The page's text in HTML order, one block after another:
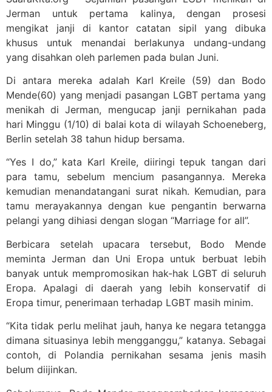
Jerman untuk pertama kalinya, dengan prosesi
mengikat janji di kantor catatan sipil yang dibuka
khusus untuk menandai berlakunya undang-undang
yang disahkan oleh parlemen pada bulan Juni.
Di antara mereka adalah Karl Kreile (59) dan Bodo
Mende(60) yang menjadi pasangan LGBT pertama yang
menikah di Jerman, mengucap janji pernikahan pada
hari Minggu (1/10) di balai kota di wilayah Schoeneberg,
Berlin setelah 38 tahun hidup bersama.
“Yes I do,” kata Karl Kreile, diiringi tepuk tangan dari
para tamu, sebelum mencium pasangannya. Mereka
kemudian menandatangani surat nikah. Kemudian, para
tamu merayakannya dengan kue pengantin berwarna
pelangi yang dihiasi dengan slogan “Marriage for all”.
Berbicara setelah upacara tersebut, Bodo Mende
meminta Jerman dan Uni Eropa untuk berbuat lebih
banyak untuk mempromosikan hak-hak LGBT di seluruh
Eropa. Apalagi di daerah yang lebih konservatif di
Eropa timur, penerimaan terhadap LGBT masih minim.
“Kita tidak perlu melihat jauh, hanya ke negara tetangga
dimana situasinya lebih mengganggu,” katanya. Sebagai
contoh, di Polandia pernikahan sesama jenis masih
belum diijinkan.